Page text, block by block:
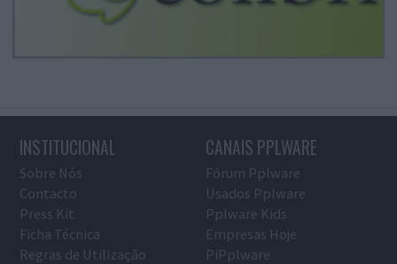
INSTITUCIONAL
Sobre Nós
Contacto
Press Kit
Ficha Técnica
Regras de Utilização
CANAIS PPLWARE
Fórum Pplware
Usados Pplware
Pplware Kids
Empresas Hoje
PiPplware